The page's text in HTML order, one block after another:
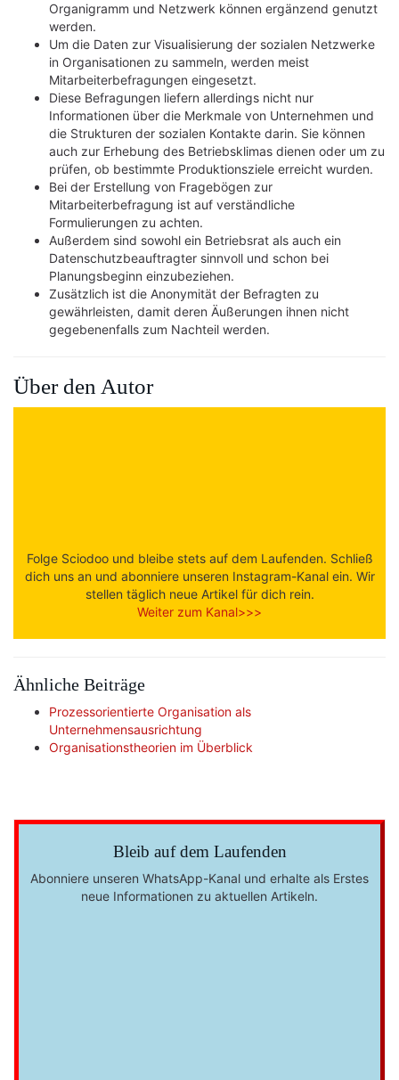
Organigramm und Netzwerk können ergänzend genutzt
werden.
Um die Daten zur Visualisierung der sozialen Netzwerke
in Organisationen zu sammeln, werden meist
Mitarbeiterbefragungen eingesetzt.
Diese Befragungen liefern allerdings nicht nur
Informationen über die Merkmale von Unternehmen und
die Strukturen der sozialen Kontakte darin. Sie können
auch zur Erhebung des Betriebsklimas dienen oder um zu
prüfen, ob bestimmte Produktionsziele erreicht wurden.
Bei der Erstellung von Fragebögen zur
Mitarbeiterbefragung ist auf verständliche
Formulierungen zu achten.
Außerdem sind sowohl ein Betriebsrat als auch ein
Datenschutzbeauftragter sinnvoll und schon bei
Planungsbeginn einzubeziehen.
Zusätzlich ist die Anonymität der Befragten zu
gewährleisten, damit deren Äußerungen ihnen nicht
gegebenenfalls zum Nachteil werden.
Über den Autor
Folge Sciodoo und bleibe stets auf dem Laufenden. Schließ
dich uns an und abonniere unseren Instagram-Kanal ein. Wir
stellen täglich neue Artikel für dich rein.
Weiter zum Kanal>>>
Ähnliche Beiträge
Prozessorientierte Organisation als
Unternehmensausrichtung
Organisationstheorien im Überblick
Bleib auf dem Laufenden
Abonniere unseren WhatsApp-Kanal und erhalte als Erstes
neue Informationen zu aktuellen Artikeln.